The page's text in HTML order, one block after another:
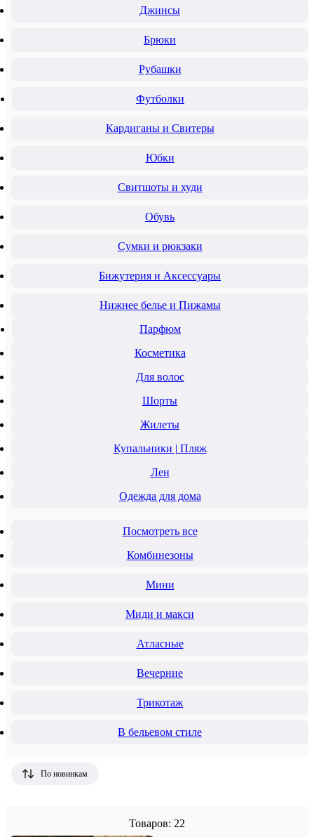
Джинсы
Брюки
Рубашки
Футболки
Кардиганы и Свитеры
Юбки
Свитшоты и худи
Обувь
Сумки и рюкзаки
Бижутерия и Аксессуары
Нижнее белье и Пижамы
Парфюм
Косметика
Для волос
Шорты
Жилеты
Купальники | Пляж
Лен
Одежда для дома
Посмотреть все
Комбинезоны
Мини
Миди и макси
Атласные
Вечерние
Трикотаж
В бельевом стиле
По новинкам
Товаров: 22